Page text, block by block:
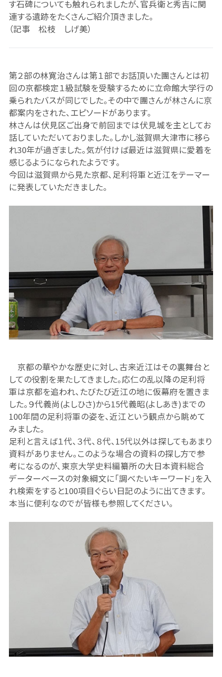
す石碑についても触れられましたが、官兵衛と秀吉に関
連する遺跡をたくさんご紹介頂きました。
（記事 松枝 しげ美）
第２部の林寛治さんは第１部でお話頂いた團さんとは初
回の京都検定１級試験を受験するために立命館大学行の
乗られたバスが同じでした。その中で團さんが林さんに京
都案内をされた、エピソードがあります。
林さんは伏見区ご出身で前回までは伏見城を主としてお
話していただいておりました。しかし滋賀県大津市に移ら
れ30年が過ぎました。気が付けば最近は滋賀県に愛着を
感じるようになられたようです。
今回は滋賀県から見た京都、足利将軍と近江をテーマー
に発表していただきました。
京都の華やかな歴史に対し、古来近江はその裏舞台と
しての役割を果たしてきました。応仁の乱以降の足利将
軍は京都を追われ、たびたび近江の地に仮幕府を置きま
した。９代義尚(よしひさ)から15代義昭(よしあき)までの
100年間の足利将軍の姿を、近江という観点から眺めて
みました。
足利と言えば１代、３代、８代、15代以外は探してもあまり
資料がありません。このような場合の資料の探し方で参
考になるのが、東京大学史料編纂所の大日本資料総合
データーベースの対象綱文に「調べたいキーワード」を入
れ検索をすると100項目ぐらい日記のように出てきます。
本当に便利なのでが皆様も参照してください。